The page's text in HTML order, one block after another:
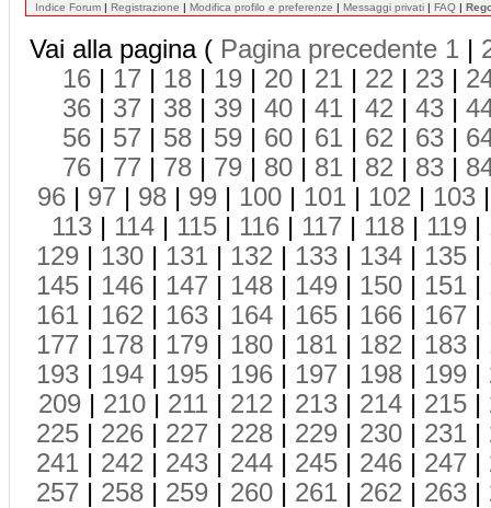
Indice Forum | Registrazione | Modifica profilo e preferenze | Messaggi privati | FAQ |
Vai alla pagina ( Pagina precedente 1 |
16 | 17 | 18 | 19 | 20 | 21 | 22 | 23 |
36 | 37 | 38 | 39 | 40 | 41 | 42 | 43 |
56 | 57 | 58 | 59 | 60 | 61 | 62 | 63 |
76 | 77 | 78 | 79 | 80 | 81 | 82 | 83 |
96 | 97 | 98 | 99 | 100 | 101 | 102 | 103
113 | 114 | 115 | 116 | 117 | 118 | 119 |
129 | 130 | 131 | 132 | 133 | 134 | 135 |
145 | 146 | 147 | 148 | 149 | 150 | 151 |
161 | 162 | 163 | 164 | 165 | 166 | 167 |
177 | 178 | 179 | 180 | 181 | 182 | 183 |
193 | 194 | 195 | 196 | 197 | 198 | 199 |
209 | 210 | 211 | 212 | 213 | 214 | 215 |
225 | 226 | 227 | 228 | 229 | 230 | 231 |
241 | 242 | 243 | 244 | 245 | 246 | 247 |
257 | 258 | 259 | 260 | 261 | 262 | 263 |